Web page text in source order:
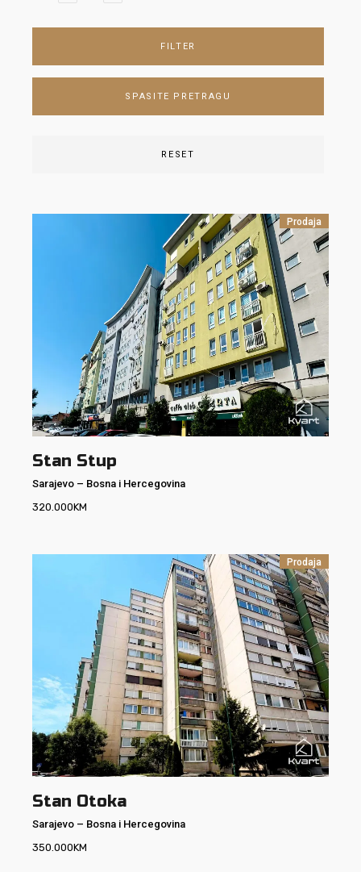
FILTER
SPASITE PRETRAGU
RESET
Prodaja
Stan Stup
Sarajevo – Bosna i Hercegovina
320.000KM
Prodaja
Stan Otoka
Sarajevo – Bosna i Hercegovina
350.000KM